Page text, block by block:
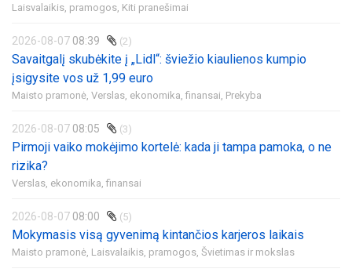
Laisvalaikis, pramogos, Kiti pranešimai
2026-08-07 08:39 (2)
Savaitgalį skubėkite į „Lidl“: šviežio kiaulienos kumpio
įsigysite vos už 1,99 euro
Maisto pramonė, Verslas, ekonomika, finansai, Prekyba
2026-08-07 08:05 (3)
Pirmoji vaiko mokėjimo kortelė: kada ji tampa pamoka, o ne
rizika?
Verslas, ekonomika, finansai
2026-08-07 08:00 (5)
Mokymasis visą gyvenimą kintančios karjeros laikais
Maisto pramonė, Laisvalaikis, pramogos, Švietimas ir mokslas